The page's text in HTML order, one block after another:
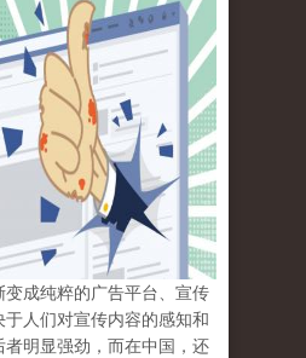
成纯粹的广告平台、宣传
人们对宣传内容的感知和
者明显强劲，而在中国，还